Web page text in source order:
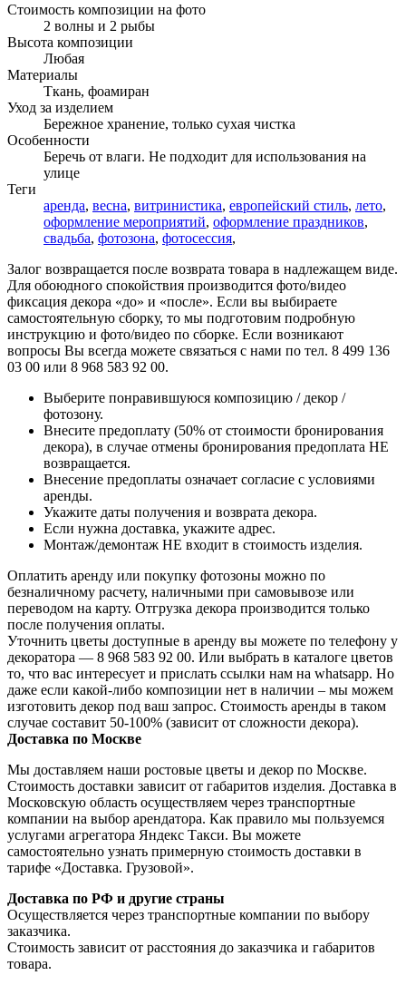
Стоимость композиции на фото
2 волны и 2 рыбы
Высота композиции
Любая
Материалы
Ткань, фоамиран
Уход за изделием
Бережное хранение, только сухая чистка
Особенности
Беречь от влаги. Не подходит для использования на
улице
Теги
аренда, весна, витринистика, европейский стиль, лето,
оформление мероприятий, оформление праздников,
свадьба, фотозона, фотосессия,
Залог возвращается после возврата товара в надлежащем виде.
Для обоюдного спокойствия производится фото/видео
фиксация декора «до» и «после». Если вы выбираете
самостоятельную сборку, то мы подготовим подробную
инструкцию и фото/видео по сборке. Если возникают
вопросы Вы всегда можете связаться с нами по тел. 8 499 136
03 00 или 8 968 583 92 00.
Выберите понравившуюся композицию / декор /
фотозону.
Внесите предоплату (50% от стоимости бронирования
декора), в случае отмены бронирования предоплата НЕ
возвращается.
Внесение предоплаты означает согласие с условиями
аренды.
Укажите даты получения и возврата декора.
Если нужна доставка, укажите адрес.
Монтаж/демонтаж НЕ входит в стоимость изделия.
Оплатить аренду или покупку фотозоны можно по
безналичному расчету, наличными при самовывозе или
переводом на карту. Отгрузка декора производится только
после получения оплаты.
Уточнить цветы доступные в аренду вы можете по телефону у
декоратора — 8 968 583 92 00. Или выбрать в каталоге цветов
то, что вас интересует и прислать ссылки нам на whatsapp. Но
даже если какой-либо композиции нет в наличии – мы можем
изготовить декор под ваш запрос. Стоимость аренды в таком
случае составит 50-100% (зависит от сложности декора).
Доставка по Москве
Мы доставляем наши ростовые цветы и декор по Москве.
Стоимость доставки зависит от габаритов изделия. Доставка в
Московскую область осуществляем через транспортные
компании на выбор арендатора. Как правило мы пользуемся
услугами агрегатора Яндекс Такси. Вы можете
самостоятельно узнать примерную стоимость доставки в
тарифе «Доставка. Грузовой».
Доставка по РФ и другие страны
Осуществляется через транспортные компании по выбору
заказчика.
Стоимость зависит от расстояния до заказчика и габаритов
товара.